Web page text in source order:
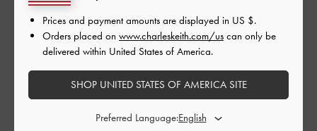
サイズ: その他（シューズ以外）
デザイン
とても良かった
良かった
Prices and payment amounts are displayed in US $.
Orders placed on www.charleskeith.com/us can only be
delivered within United States of America.
SHOP UNITED STATES OF AMERICA SITE
Preferred Language: